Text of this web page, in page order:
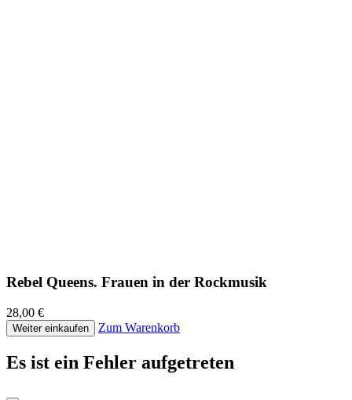
Rebel Queens. Frauen in der Rockmusik
28,00 €
Weiter einkaufen Zum Warenkorb
Es ist ein Fehler aufgetreten